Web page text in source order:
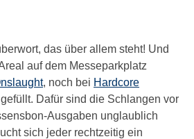
das über allem steht! Und
auf dem Messeparkplatz
, noch bei Hardcore
Dafür sind die Schlangen vor
Ausgaben unglaublich
sich jeder rechtzeitig ein